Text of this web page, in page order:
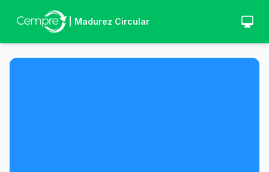
| Madurez Circular